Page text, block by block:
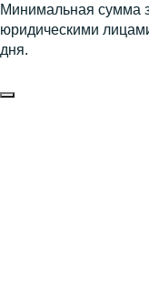
Минимальная сумма
юридическими
дня.